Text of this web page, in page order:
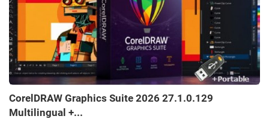
CorelDRAW Graphics Suite 2026 27.1.0.129
Multilingual +...